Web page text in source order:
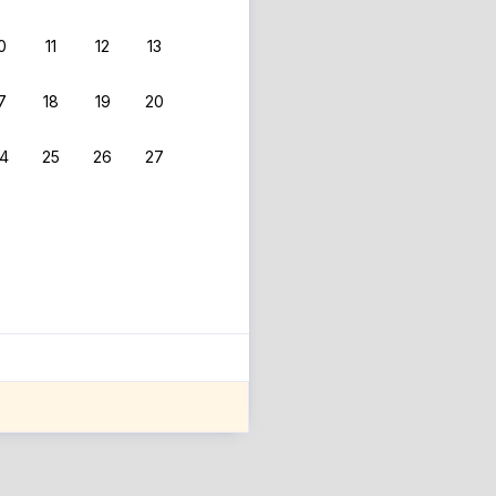
11 12 13
18 19 20
25 26 27